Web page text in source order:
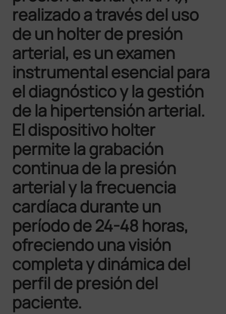
realizado a través del uso
de un holter de presión
arterial, es un examen
instrumental esencial para
el diagnóstico y la gestión
de la hipertensión arterial.
El dispositivo holter
permite la grabación
continua de la presión
arterial y la frecuencia
cardíaca durante un
período de 24-48 horas,
ofreciendo una visión
completa y dinámica del
perfil de presión del
paciente.